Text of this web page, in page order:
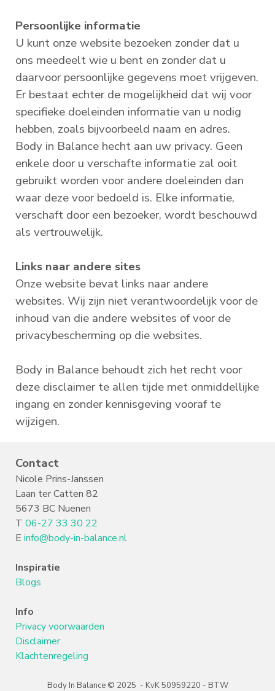
Persoonlijke informatie
U kunt onze website bezoeken zonder dat u
ons meedeelt wie u bent en zonder dat u
daarvoor persoonlijke gegevens moet vrijgeven.
Er bestaat echter de mogelijkheid dat wij voor
specifieke doeleinden informatie van u nodig
hebben, zoals bijvoorbeeld naam en adres.
Body in Balance hecht aan uw privacy. Geen
enkele door u verschafte informatie zal ooit
gebruikt worden voor andere doeleinden dan
waar deze voor bedoeld is. Elke informatie,
verschaft door een bezoeker, wordt beschouwd
als vertrouwelijk.
Links naar andere sites
Onze website bevat links naar andere
websites. Wij zijn niet verantwoordelijk voor de
inhoud van die andere websites of voor de
privacybescherming op die websites.
Body in Balance behoudt zich het recht voor
deze disclaimer te allen tijde met onmiddellijke
ingang en zonder kennisgeving vooraf te
wijzigen.
Contact
Nicole Prins-Janssen
Laan ter Catten 82
5673 BC Nuenen
T 06-27 33 30 22
E info@body-in-balance.nl
Inspiratie
Blogs
Info
Privacy voorwaarden
Disclaimer
Klachtenregeling
Body In Balance © 2025 - KvK 50959220 - BTW